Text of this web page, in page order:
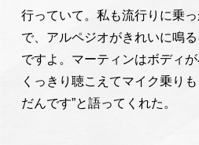
行っていて。私も流行りに乗
で、アルペジオがきれいに鳴
ですよ。マーティンはボディ
くっきり聴こえてマイク乗り
だんです”と語ってくれた。